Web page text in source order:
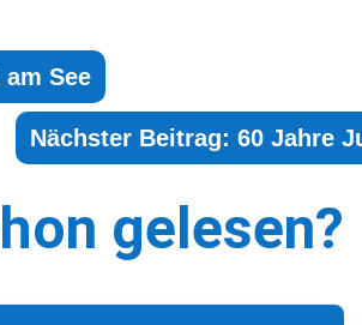
See
Nächster Beitrag: 60 Jahre
gelesen?